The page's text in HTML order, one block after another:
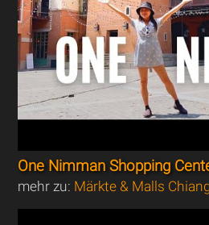
One Nimman Shopping
mehr zu: Märkte & Malls